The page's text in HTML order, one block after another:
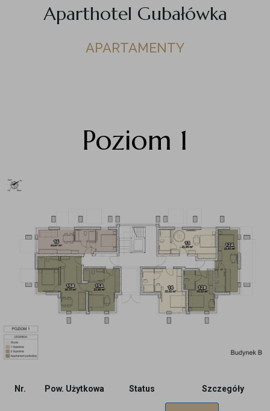
Aparthotel Gubałówka
APARTAMENTY
Poziom 1
Nr. Pow. Użytkowa Status Szczegóły